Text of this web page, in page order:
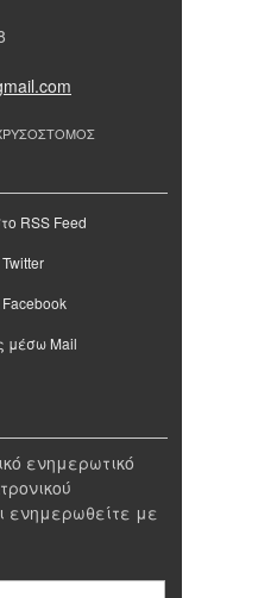
RSS Feed
μέσω Mail
ενημερωτικό
ενημερωθείτε με